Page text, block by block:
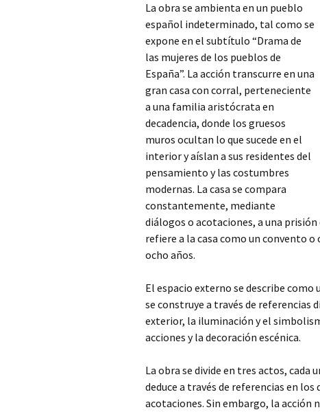
La obra se ambienta en un pueblo
español indeterminado, tal como se
expone en el subtítulo “Drama de
las mujeres de los pueblos de
España”. La acción transcurre en una
gran casa con corral, perteneciente
a una familia aristócrata en
decadencia, donde los gruesos
muros ocultan lo que sucede en el
interior y aíslan a sus residentes del
pensamiento y las costumbres
modernas. La casa se compara
constantemente, mediante
diálogos o acotaciones, a una prisión
refiere a la casa como un convento
ocho años.
El espacio externo se describe como
se construye a través de referencias
exterior, la iluminación y el
acciones y la decoración escénica.
La obra se divide en tres actos,
deduce a través de referencias en
acotaciones. Sin embargo, la acción